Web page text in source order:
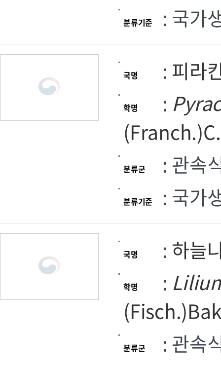
분류기준 : 국가
국명 : 피라
학명 :
분류군 : 관속
분류기준 : 국가
국명 : 하늘
학명 :
분류군
: 관속